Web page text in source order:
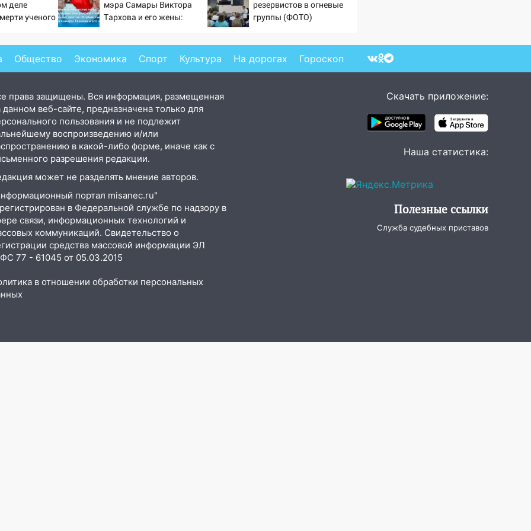
деле
ученого
мэра Самары Виктора
Тархова и его жены:
подробности
резервистов в огневые
группы (ФОТО)
Общество Экономика Спорт Культура На дорогах Гороскоп
права защищены. Вся информация, размещенная
данном веб-сайте, предназначена только для
пользования и не подлежит
воспроизведению и/или
в какой-либо форме, иначе как с
разрешения редакции.
может не разделять мнение авторов.
портал misanec.ru"
в Федеральной службе по надзору в
связи, информационных технологий и
коммуникаций. Свидетельство о
средства массовой информации ЭЛ
77 - 61045 от 05.03.2015
в отношении обработки персональных
Скачать приложение:
Наша статистика:
Полезные ссылки
Служба судебных приставов